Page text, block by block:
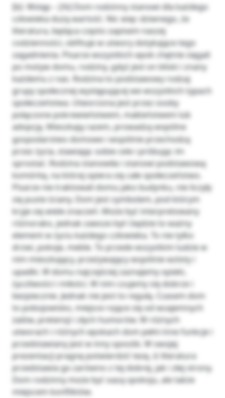
[b]- Wstęp – [/b] Dom rodzinny stanowi dla każdego
człowieka dużą wartość. Nic więc dziwnego, że
literatura, będąca często zapisem naszej
codzienności, obfituje w utwory dotykające tego
zagadnienia. Pisarze wszystkich epok chętnie sięgali
po motyw domu, rodziny, gdyż jest on bliski i znany
każdemu z nas. Rodzina to podstawowy rodzaj
grupy społecznej występującej we wszystkich typach
społeczeństwa. Utworzona jest przez osoby
połączone pokrewieństwem, małżeństwem lub
adopcją. Mieszkają razem, prowadzą wspólne
gospodarstwo domowe i wspólnie przechodzą
przez życia, stawiając sobie cele i próbując im
sprostać. Rodzina stanowiła i stanowi podstawową
komórkę, na której opiera się całe społeczeństwo.
Pisarze nie traktowali domu jako budynku, nie liczyły
się puste ściany. Dom jest symbolem, pod którym
kryje się wiele znaczeń. Może być interpretowany
różnorako, jednak zawsze był i będzie to ważny
element w życiu każdego człowieka. To nie tylko
drzwi, pokoje, meble. To przede wszystkim ludzie w
nim mieszkający, przeżywający wspólnie wzloty i
upadki. W domu najczęściej zaznajemy opieki,
życzliwości i miłości. W nim czujemy się dobrze i
bezpiecznie. Jednak nie jest to regułą. Czasem dom
to pobojowisko, miejsce rojące się od wzajemnych
żalów, pretensji i złych humorów. W różnych
utworach i różnych epokach dom pełni inne funkcje i
przedstawiany jest w inny sposób. W swojej
prezentacji pragnę potwierdzić tezę, iż literatura
przedstawia go zarówno z tej dobrej, jak i złej strony.
Dom rodzinny może być oazą spokoju, ale także
miejscem konfliktów.